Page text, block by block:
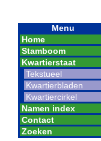
Menu
Home
Stamboom
Kwartierstaat
Tekstueel
Kwartierbladen
Kwartiercirkel
Namen index
Contact
Zoeken